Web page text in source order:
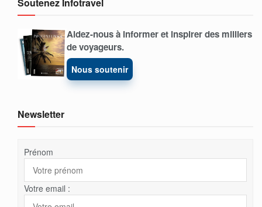
Aidez-nous à informer et inspirer des milliers
de voyageurs.
Nous soutenir
Newsletter
Prénom
Votre email :